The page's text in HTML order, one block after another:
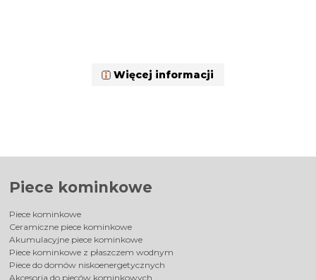
Więcej informacji
Piece kominkowe
Piece kominkowe
Ceramiczne piece kominkowe
Akumulacyjne piece kominkowe
Piece kominkowe z płaszczem wodnym
Piece do domów niskoenergetycznych
Akcesoria do pieców kominkowych